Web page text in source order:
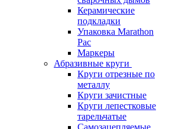
Керамические
подкладки
Упаковка Marathon
Pac
Маркеры
Абразивные круги
Круги отрезные по
металлу
Круги зачистные
Круги лепестковые
тарельчатые
Самозацепляемые